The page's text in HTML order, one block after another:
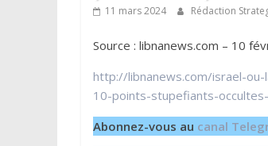
11 mars 2024 Rédaction
Source : libnanews.com – 10
http://libnanews.com/israel-
10-points-stupefiants-
Abonnez-vous au canal